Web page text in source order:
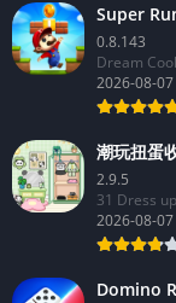
Super
0.8.143
Dream
2026-08-07
潮玩扭蛋
2.9.5
31 Dress
2026-08-07
Domino